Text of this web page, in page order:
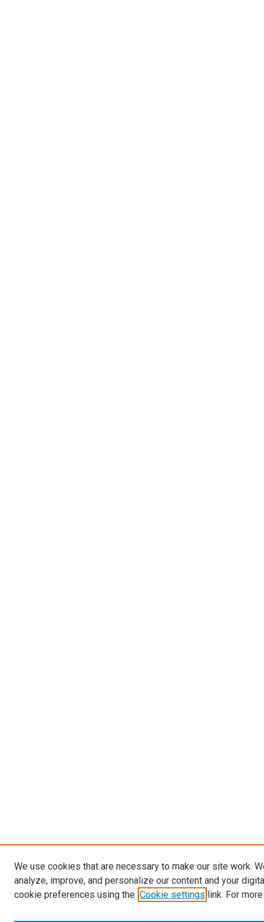
We use cookies that are necessary to make our site work.
analyze, improve, and personalize our content and your
cookie preferences using the Cookie settings link. For